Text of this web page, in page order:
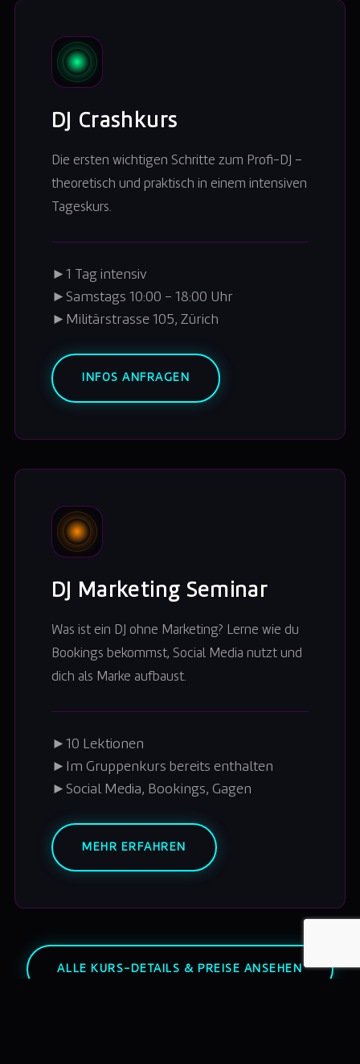
DJ Crashkurs
Die ersten wichtigen Schritte zum Profi-DJ –
theoretisch und praktisch in einem intensiven
Tageskurs.
► 1 Tag intensiv
► Samstags 10:00 – 18:00 Uhr
► Militärstrasse 105, Zürich
INFOS ANFRAGEN
DJ Marketing Seminar
Was ist ein DJ ohne Marketing? Lerne wie du
Bookings bekommst, Social Media nutzt und
dich als Marke aufbaust.
► 10 Lektionen
► Im Gruppenkurs bereits enthalten
► Social Media, Bookings, Gagen
MEHR ERFAHREN
ALLE KURS-DETAILS & PREISE ANSEHEN